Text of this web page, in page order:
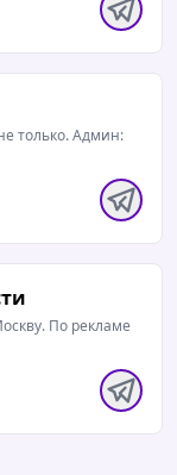
только. Админ:
По рекламе